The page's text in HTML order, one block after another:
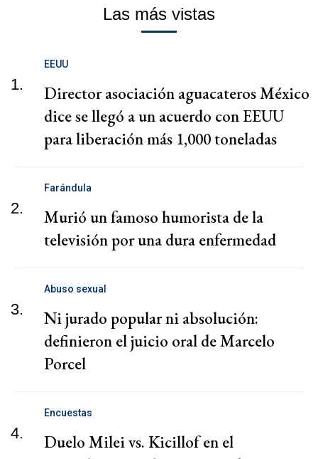
Las más vistas
1.
EEUU
Director asociación aguacateros México
dice se llegó a un acuerdo con EEUU
para liberación más 1,000 toneladas
2.
Farándula
Murió un famoso humorista de la
televisión por una dura enfermedad
3.
Abuso sexual
Ni jurado popular ni absolución:
definieron el juicio oral de Marcelo
Porcel
4.
Encuestas
Duelo Milei vs. Kicillof en el